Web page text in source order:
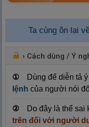
Ta cùng ôn lại
› Cách dùng / Ý
① Dùng để diễn tả ý
lệnh của người nói
② Do đây là thể sai
trên đối với người